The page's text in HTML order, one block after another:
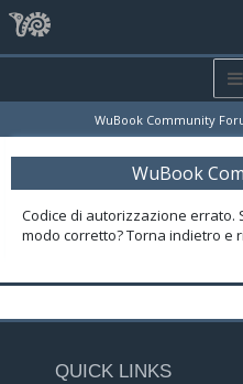
WuBook Community
WuBook
Codice di autorizzazione errato.
modo corretto? Torna indietro e
QUICK LINKS